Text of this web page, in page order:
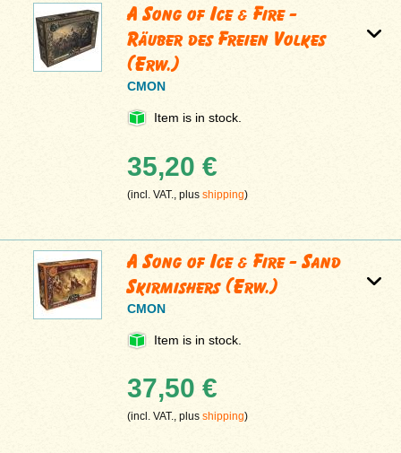
A Song of Ice & Fire -
Räuber des Freien Volkes
(Erw.)
CMON
Item is in stock.
35,20 €
(incl. VAT., plusshipping)
A Song of Ice & Fire - Sand
Skirmishers (Erw.)
CMON
Item is in stock.
37,50 €
(incl. VAT., plusshipping)